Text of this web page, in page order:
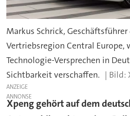
Markus Schrick, Geschäftsführer
Vertriebsregion Central Europe,
Technologie-Versprechen in
Sichtbarkeit verschaffen.
ANZEIGE
Xpeng gehört auf dem